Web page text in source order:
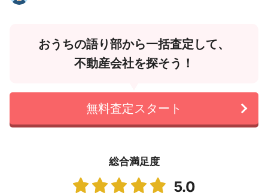
おうちの語り部から一括査定して、
不動産会社を探そう！
無料査定スタート
総合満足度
5.0